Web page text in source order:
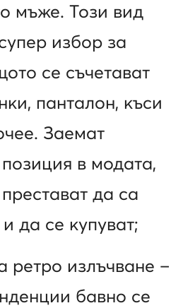
мъже. Този вид
избор за
се съчетават
панталон, къси
Заемат
в модата,
да са
да се купуват;
ретро излъчване –
бавно се